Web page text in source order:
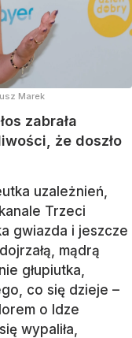
Marek
zabrała
że doszło
uzależnień,
Trzeci
gwiazda i jeszcze
mądrą
głupiutka,
co się dzieje –
o Idze
wypaliła,